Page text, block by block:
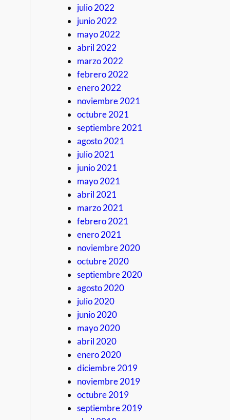
julio 2022
junio 2022
mayo 2022
abril 2022
marzo 2022
febrero 2022
enero 2022
noviembre 2021
octubre 2021
septiembre 2021
agosto 2021
julio 2021
junio 2021
mayo 2021
abril 2021
marzo 2021
febrero 2021
enero 2021
noviembre 2020
octubre 2020
septiembre 2020
agosto 2020
julio 2020
junio 2020
mayo 2020
abril 2020
enero 2020
diciembre 2019
noviembre 2019
octubre 2019
septiembre 2019